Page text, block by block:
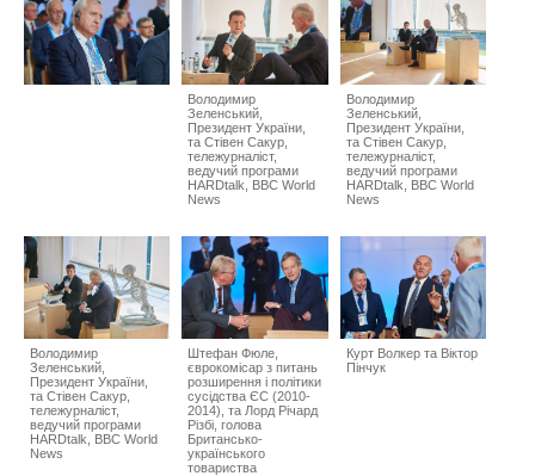
Володимир
Зеленський,
Президент України,
та Стівен Сакур,
тележурналіст,
ведучий програми
HARDtalk, BBC World
News
Володимир
Зеленський,
Президент України,
та Стівен Сакур,
тележурналіст,
ведучий програми
HARDtalk, BBC World
News
Володимир
Зеленський,
Президент України,
та Стівен Сакур,
тележурналіст,
ведучий програми
HARDtalk, BBC World
News
Штефан Фюле,
єврокомісар з питань
розширення і політики
сусідства ЄС (2010-
2014), та Лорд Річард
Різбі, голова
Британсько-
українського
товариства
Курт Волкер та Віктор
Пінчук